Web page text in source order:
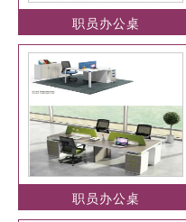
职员办公桌
职员办公桌